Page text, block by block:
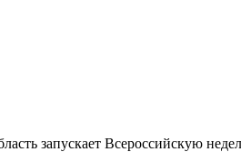
запускает Всероссийскую